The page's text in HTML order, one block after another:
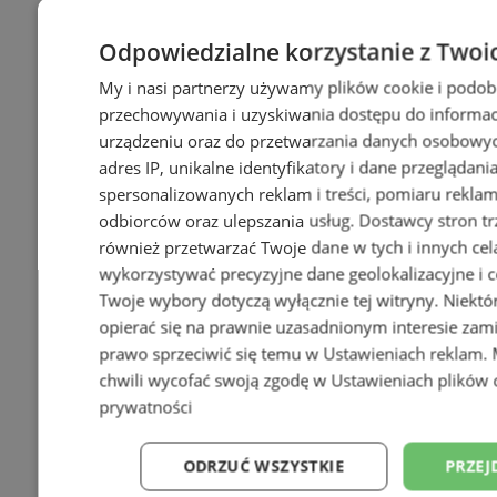
Odpowiedzialne korzystanie z
My i nasi partnerzy używamy plików cookie i
przechowywania i uzyskiwania dostępu do
urządzeniu oraz do przetwarzania danych
adres IP, unikalne identyfikatory i dane
spersonalizowanych reklam i treści, pomiaru
odbiorców oraz ulepszania usług. Dostawcy stron
również przetwarzać Twoje dane w tych i innych
wykorzystywać precyzyjne dane geolokalizacyjne i
Twoje wybory dotyczą wyłącznie tej witryny.
opierać się na prawnie uzasadnionym interesie
prawo sprzeciwić się temu w Ustawieniach reklam.
chwili wycofać swoją zgodę w Ustawieniach plików
prywatności
ODRZUĆ WSZYSTKIE